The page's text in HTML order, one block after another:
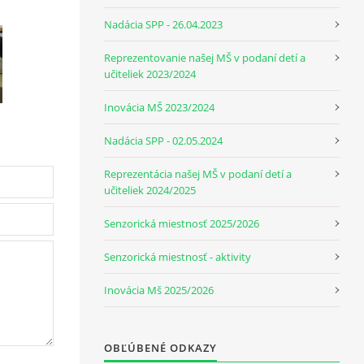
Nadácia SPP - 26.04.2023
Reprezentovanie našej MŠ v podaní detí a
učiteliek 2023/2024
Inovácia MŠ 2023/2024
Nadácia SPP - 02.05.2024
Reprezentácia našej MŠ v podaní detí a
učiteliek 2024/2025
Senzorická miestnosť 2025/2026
Senzorická miestnosť - aktivity
Inovácia Mš 2025/2026
OBĽÚBENÉ ODKAZY